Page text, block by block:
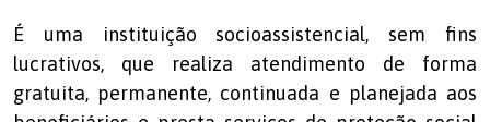
É uma instituição socioassistencial, sem fins
lucrativos, que realiza atendimento de forma
gratuita, permanente, continuada e planejada aos